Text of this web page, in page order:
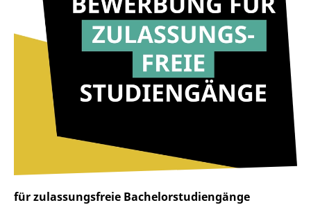
für zulassungsfreie Bachelorstudiengänge